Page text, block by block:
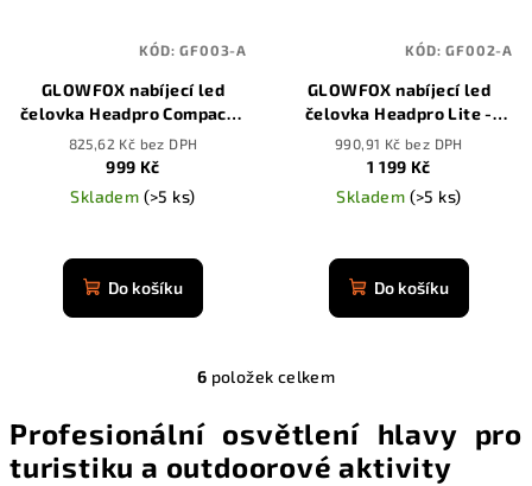
GLOWFOX nabíjecí led
čelovka Headpro Compact -
3500 mAh
825,62 Kč bez DPH
999 Kč
Skladem (>5 ks)
hodnocení
produktu
Do košíku
KÓD:GF003-A
GLOWFOX nabíjecí led
čelovka Headpro Lite -
3500 mAh
990,91 Kč bez DPH
1 199 Kč
Skladem (>5 ks)
hodnocení
produktu
Do košíku
KÓD:GF002-A
O
l
á
6 položek celkem
Profesionální osvětlení hlavy pro
turistiku a outdoorové aktivity